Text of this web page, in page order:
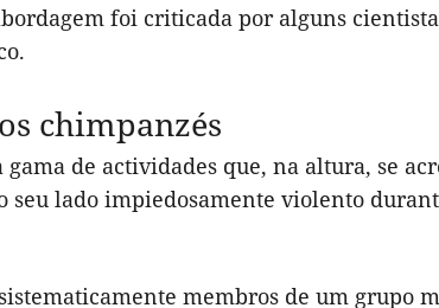
foi criticada por alguns
chimpanzés
de actividades que, na altura, se
lado impiedosamente violento
membros de um grupo